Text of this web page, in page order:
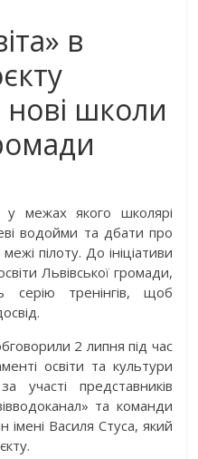
в
школи
у межах якого школярі
водойми та дбати про
пілоту. До ініціативи
Львівської громади,
серію тренінгів, щоб
2 липня під час
освіти та культури
участі представників
та команди
імені Василя Стуса, який